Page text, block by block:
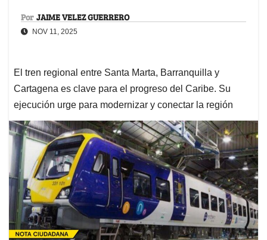
Por JAIME VELEZ GUERRERO
NOV 11, 2025
El tren regional entre Santa Marta, Barranquilla y
Cartagena es clave para el progreso del Caribe. Su
ejecución urge para modernizar y conectar la región